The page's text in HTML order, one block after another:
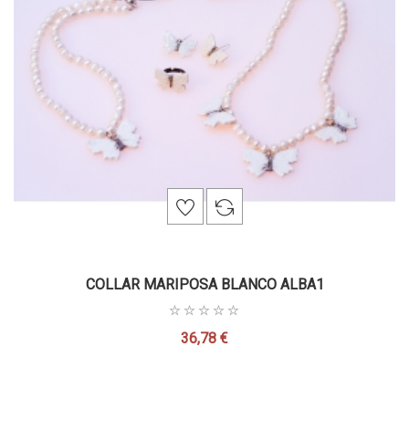
COLLAR MARIPOSA BLANCO ALBA1
Precio
36,78 €